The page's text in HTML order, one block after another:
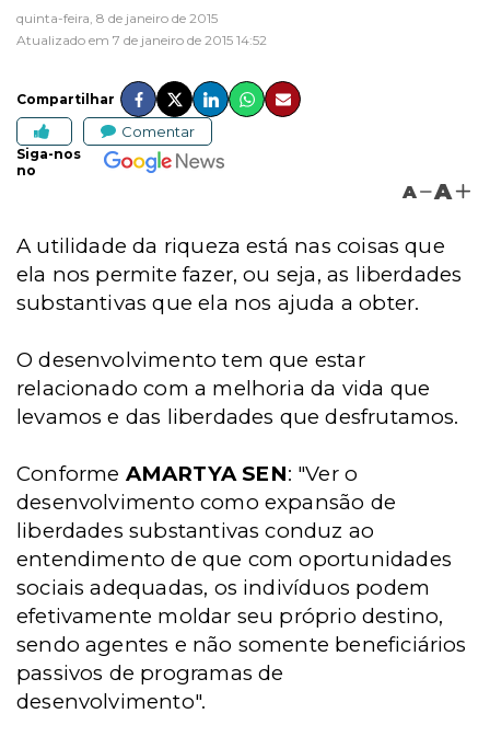
quinta-feira, 8 de janeiro de 2015
Atualizado em 7 de janeiro de 2015 14:52
Compartilhar
Comentar
Siga-nos
no
A A
A utilidade da riqueza está nas coisas que
ela nos permite fazer, ou seja, as liberdades
substantivas que ela nos ajuda a obter.
O desenvolvimento tem que estar
relacionado com a melhoria da vida que
levamos e das liberdades que desfrutamos.
Conforme AMARTYA SEN: "Ver o
desenvolvimento como expansão de
liberdades substantivas conduz ao
entendimento de que com oportunidades
sociais adequadas, os indivíduos podem
efetivamente moldar seu próprio destino,
sendo agentes e não somente beneficiários
passivos de programas de
desenvolvimento".